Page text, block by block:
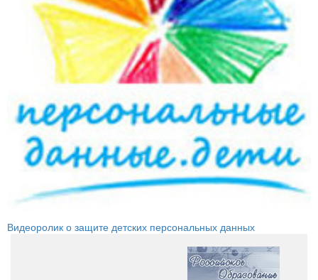
Видеоролик о защите детских персональных данных